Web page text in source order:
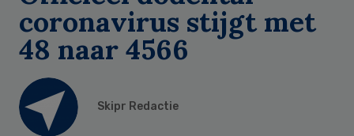
coronavirus stijgt met
48 naar 4566
Skipr Redactie